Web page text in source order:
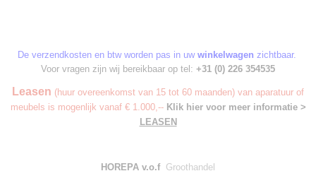
De verzendkosten en btw worden pas in uw winkelwagen zichtbaar.
Voor vragen zijn wij bereikbaar op tel: +31 (0) 226 354535
Leasen (huur overeenkomst van 15 tot 60 maanden) van aparatuur of
meubels is mogenlijk vanaf € 1.000,-- Klik hier voor meer informatie >
LEASEN
HOREPA v.o.f Groothandel